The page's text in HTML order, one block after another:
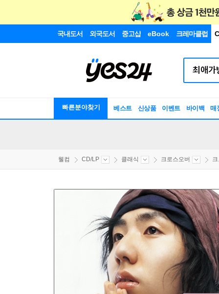
국내도서 외국도서 중고샵 eBook 크레마클럽
빠른분야찾기 베스트 신상품 이벤트 바이백 매
웰컴 CD/LP 클래식 크로스오버